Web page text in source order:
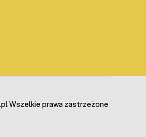
Wszelkie prawa zastrzeżone